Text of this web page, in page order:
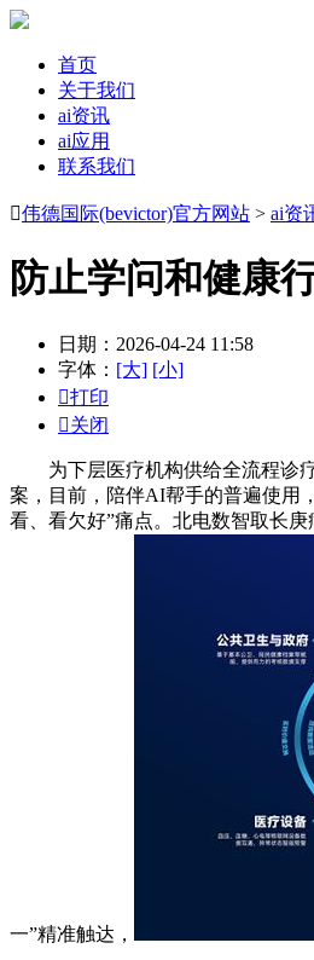
首页
关于我们
ai资讯
ai应用
联系我们
伟德国际(bevictor)官方网站 > ai资
防止学问和健康
日期：2026-04-24 11:58
字体： [大] [小]
打印
关闭
为下层医疗机构供给全流程诊疗
案，目前，陪伴AI帮手的普遍使用
看、看欠好”痛点。北电数智取长
一”精准触达，